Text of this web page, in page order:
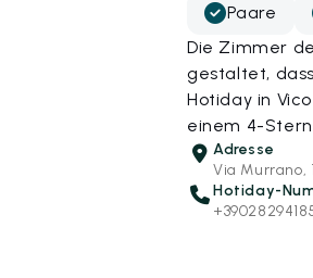
Paare
Die Zimmer
gestaltet,
Hotiday in
einem 4-
Adresse
Via Murrano,
Hotiday-